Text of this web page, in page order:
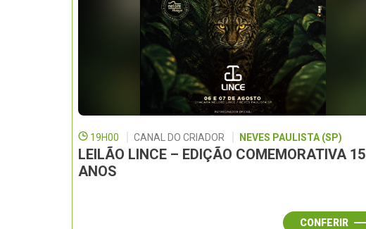
19H00 CANAL DO CRIADOR NEVES PAULISTA (SP)
LEILÃO LINCE – EDIÇÃO COMEMORATIVA 15
ANOS
CONFERIR